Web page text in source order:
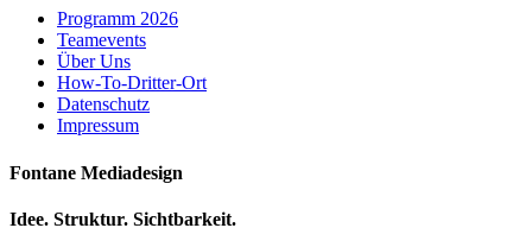
Programm 2026
Teamevents
Über Uns
How-To-Dritter-Ort
Datenschutz
Impressum
Fontane Mediadesign
Idee. Struktur. Sichtbarkeit.